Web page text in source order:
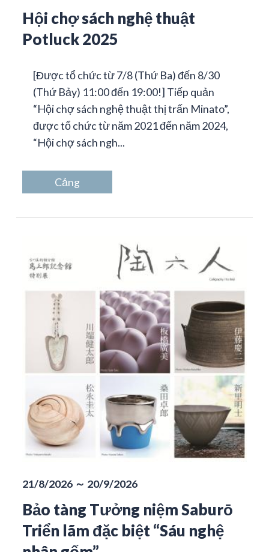
Hội chợ sách nghệ thuật
Potluck 2025
[Được tổ chức từ 7/8 (Thứ Ba) đến 8/30
(Thứ Bảy) 11:00 đến 19:00!] Tiếp quản
“Hội chợ sách nghệ thuật thị trấn Minato”,
được tổ chức từ năm 2021 đến năm 2024,
“Hội chợ sách ngh...
Cảng
21/8/2026 ～ 20/9/2026
Bảo tàng Tưởng niệm Saburō
Triển lãm đặc biệt “Sáu nghệ